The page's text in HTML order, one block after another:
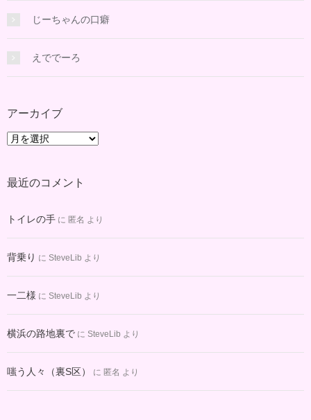
じーちゃんの口癖
えででーろ
アーカイブ
ア
イ
最近のコメント
トイレの手 に 匿名 より
背乗り に SteveLib より
一二様 に SteveLib より
横浜の路地裏で に SteveLib より
嗤う人々（裏S区） に 匿名 より